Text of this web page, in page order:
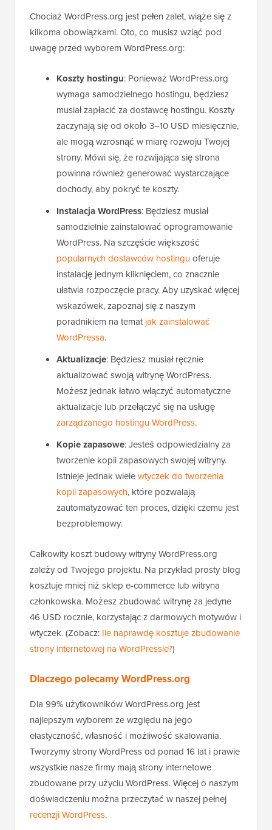
Chociaż WordPress.org jest pełen zalet, wiąże się z
kilkoma obowiązkami. Oto, co musisz wziąć pod
uwagę przed wyborem WordPress.org:
Koszty hostingu: Ponieważ WordPress.org
wymaga samodzielnego hostingu, będziesz
musiał zapłacić za dostawcę hostingu. Koszty
zaczynają się od około 3–10 USD miesięcznie,
ale mogą wzrosnąć w miarę rozwoju Twojej
strony. Mówi się, że rozwijająca się strona
powinna również generować wystarczające
dochody, aby pokryć te koszty.
Instalacja WordPress: Będziesz musiał
samodzielnie zainstalować oprogramowanie
WordPress. Na szczęście większość
popularnych dostawców hostinguoferuje
instalację jednym kliknięciem, co znacznie
ułatwia rozpoczęcie pracy. Aby uzyskać więcej
wskazówek, zapoznaj się z naszym
poradnikiem na tematjak zainstalować
WordPressa.
Aktualizacje: Będziesz musiał ręcznie
aktualizować swoją witrynę WordPress.
Możesz jednak łatwo włączyć automatyczne
aktualizacje lub przełączyć się na usługę
zarządzanego hostingu WordPress.
Kopie zapasowe: Jesteś odpowiedzialny za
tworzenie kopii zapasowych swojej witryny.
Istnieje jednak wielewtyczek do tworzenia
kopii zapasowych, które pozwalają
zautomatyzować ten proces, dzięki czemu jest
bezproblemowy.
Całkowity koszt budowy witryny WordPress.org
zależy od Twojego projektu. Na przykład prosty blog
kosztuje mniej niż sklep e-commerce lub witryna
członkowska. Możesz zbudować witrynę za jedyne
46 USD rocznie, korzystając z darmowych motywów i
wtyczek. (Zobacz: Ile naprawdę kosztuje zbudowanie
strony internetowej na WordPressie?)
Dlaczego polecamy WordPress.org
Dla 99% użytkowników WordPress.org jest
najlepszym wyborem ze względu na jego
elastyczność, własność i możliwość skalowania.
Tworzymy strony WordPress od ponad 16 lat i prawie
wszystkie nasze firmy mają strony internetowe
zbudowane przy użyciu WordPress. Więcej o naszym
doświadczeniu można przeczytać w naszej pełnej
recenzji WordPress.